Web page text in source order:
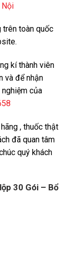
trên toàn quốc
kí thành viên
và để nhận
của
, thuốc thật
đã quan tâm
quý khách
30 Gói – Bổ